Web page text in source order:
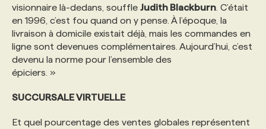
visionnaire là-dedans, souffle Judith Blackburn . C’était
en 1996, c’est fou quand on y pense. À l’époque, la
livraison à domicile existait déjà, mais les commandes en
ligne sont devenues complémentaires. Aujourd’hui, c’est
devenu la norme pour l’ensemble des
épiciers. »
SUCCURSALE VIRTUELLE
Et quel pourcentage des ventes globales représentent